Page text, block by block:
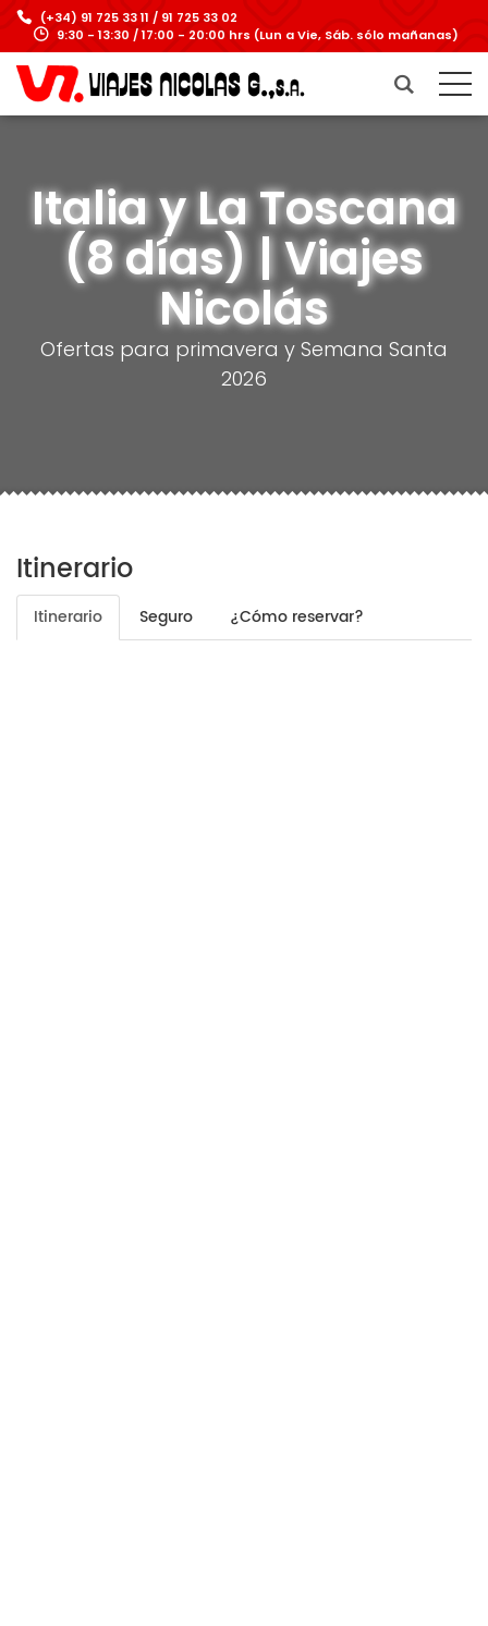
(+34) 91 725 33 11 / 91 725 33 02
9:30 - 13:30 / 17:00 - 20:00 hrs (Lun a Vie, Sáb. sólo mañanas)
Italia y La Toscana
(8 días) | Viajes
Nicolás
Ofertas para primavera y Semana Santa
2026
Itinerario
Itinerario Seguro ¿Cómo reservar?